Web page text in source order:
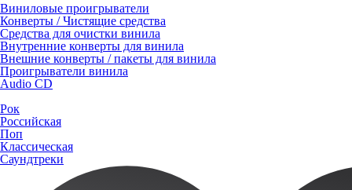
Виниловые проигрыватели
Конверты / Чистящие средства
Средства для очистки винила
Внутренние конверты для винила
Внешние конверты / пакеты для винила
Проигрыватели винила
Audio CD
Рок
Российская
Поп
Классическая
Саундтреки